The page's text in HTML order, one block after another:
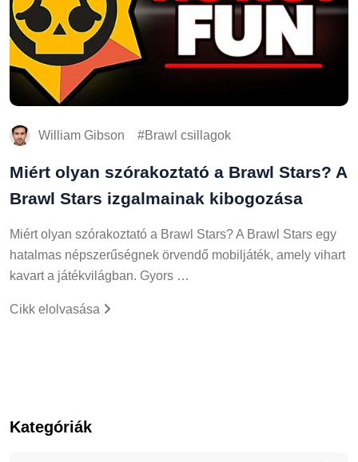
William Gibson Brawl csillagok
Miért olyan szórakoztató a Brawl Stars? A
Brawl Stars izgalmainak kibogozása
Miért olyan szórakoztató a Brawl Stars? A Brawl Stars egy
hatalmas népszerűségnek örvendő mobiljáték, amely vihart
kavart a játékvilágban. Gyors …
Cikk elolvasása
Kategóriák